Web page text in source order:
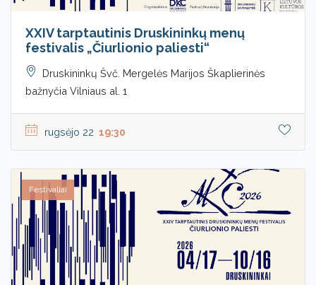
XXIV tarptautinis Druskininkų menų
festivalis „Čiurlionio paliesti“
Druskininkų Švč. Mergelės Marijos Škaplierinės
bažnyčia Vilniaus al. 1
rugsėjo 22 19:30
Festivaliai